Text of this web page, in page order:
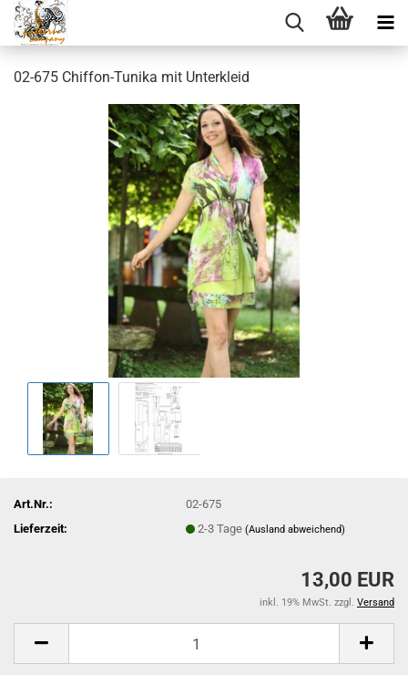
02-675 Chiffon-Tunika mit Unterkleid
Art.Nr.:
02-675
Lieferzeit:
2-3 Tage(Ausland abweichend)
13,00 EUR
inkl. 19% MwSt. zzgl. Versand